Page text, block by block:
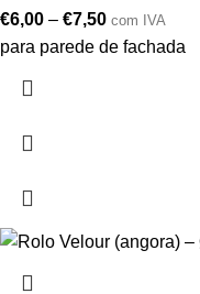
€6,00 – €7,50 com IVA
para parede de fachada